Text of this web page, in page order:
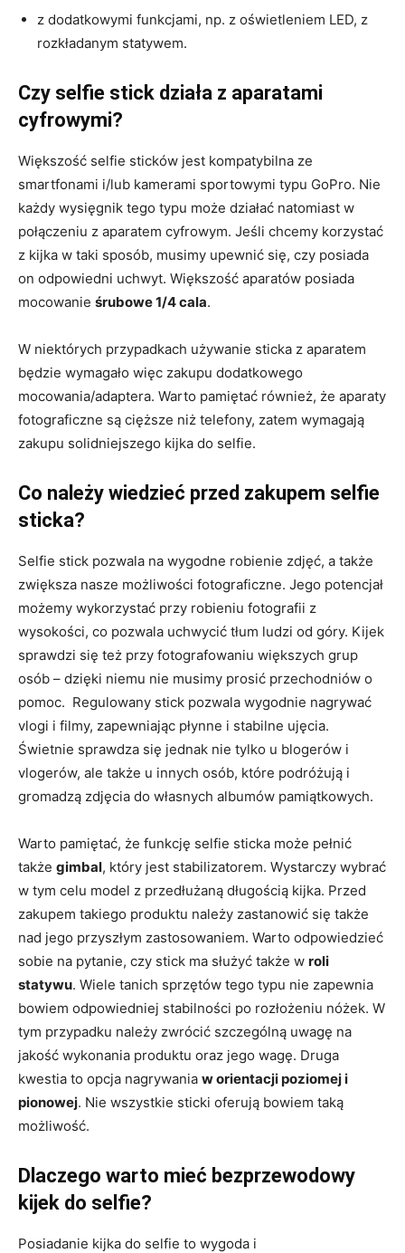
z dodatkowymi funkcjami, np. z oświetleniem LED, z
rozkładanym statywem.
Czy selfie stick działa z aparatami
cyfrowymi?
Większość selfie sticków jest kompatybilna ze
smartfonami i/lub kamerami sportowymi typu GoPro. Nie
każdy wysięgnik tego typu może działać natomiast w
połączeniu z aparatem cyfrowym. Jeśli chcemy korzystać
z kijka w taki sposób, musimy upewnić się, czy posiada
on odpowiedni uchwyt. Większość aparatów posiada
mocowanie śrubowe 1/4 cala.
W niektórych przypadkach używanie sticka z aparatem
będzie wymagało więc zakupu dodatkowego
mocowania/adaptera. Warto pamiętać również, że aparaty
fotograficzne są cięższe niż telefony, zatem wymagają
zakupu solidniejszego kijka do selfie.
Co należy wiedzieć przed zakupem selfie
sticka?
Selfie stick pozwala na wygodne robienie zdjęć, a także
zwiększa nasze możliwości fotograficzne. Jego potencjał
możemy wykorzystać przy robieniu fotografii z
wysokości, co pozwala uchwycić tłum ludzi od góry. Kijek
sprawdzi się też przy fotografowaniu większych grup
osób – dzięki niemu nie musimy prosić przechodniów o
pomoc. Regulowany stick pozwala wygodnie nagrywać
vlogi i filmy, zapewniając płynne i stabilne ujęcia.
Świetnie sprawdza się jednak nie tylko u blogerów i
vlogerów, ale także u innych osób, które podróżują i
gromadzą zdjęcia do własnych albumów pamiątkowych.
Warto pamiętać, że funkcję selfie sticka może pełnić
także gimbal, który jest stabilizatorem. Wystarczy wybrać
w tym celu model z przedłużaną długością kijka. Przed
zakupem takiego produktu należy zastanowić się także
nad jego przyszłym zastosowaniem. Warto odpowiedzieć
sobie na pytanie, czy stick ma służyć także w roli
statywu. Wiele tanich sprzętów tego typu nie zapewnia
bowiem odpowiedniej stabilności po rozłożeniu nóżek. W
tym przypadku należy zwrócić szczególną uwagę na
jakość wykonania produktu oraz jego wagę. Druga
kwestia to opcja nagrywania w orientacji poziomej i
pionowej. Nie wszystkie sticki oferują bowiem taką
możliwość.
Dlaczego warto mieć bezprzewodowy
kijek do selfie?
Posiadanie kijka do selfie to wygoda i